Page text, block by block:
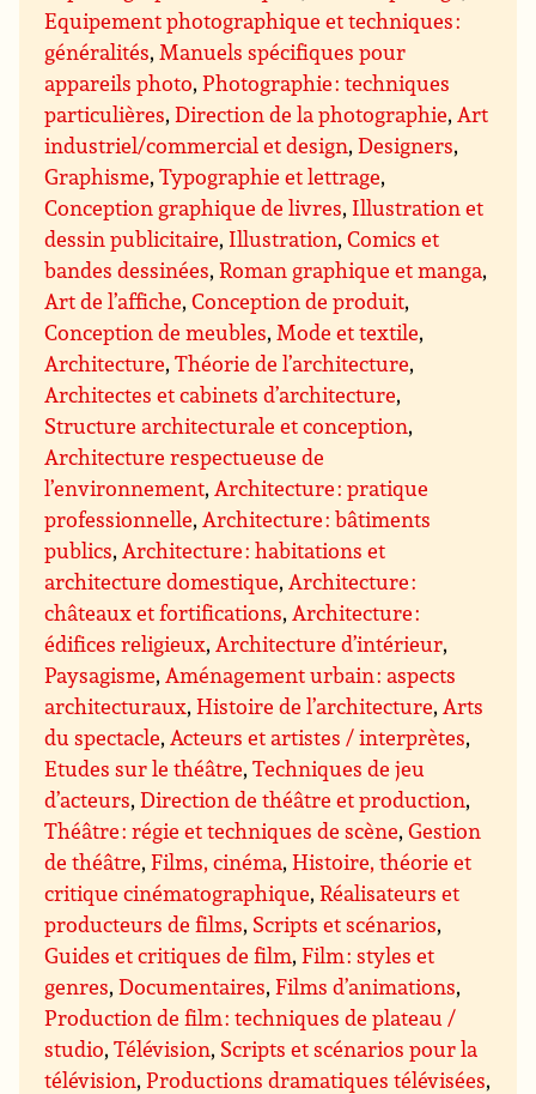
Equipement photographique et techniques :
généralités,Manuels spécifiques pour
appareils photo,Photographie : techniques
particulières,Direction de la photographie,Art
industriel/commercial et design,Designers,
Graphisme,Typographie et lettrage,
Conception graphique de livres, Illustration et
dessin publicitaire, Illustration,Comics et
bandes dessinées,Roman graphique et manga,
Art de l’affiche,Conception de produit,
Conception de meubles,Mode et textile,
Architecture,Théorie de l’architecture,
Architectes et cabinets d’architecture,
Structure architecturale et conception,
Architecture respectueuse de
l’environnement,Architecture : pratique
professionnelle,Architecture : bâtiments
publics,Architecture : habitations et
architecture domestique,Architecture :
châteaux et fortifications,Architecture :
édifices religieux,Architecture d’intérieur,
Paysagisme,Aménagement urbain : aspects
architecturaux,Histoire de l’architecture,Arts
du spectacle,Acteurs et artistes / interprètes,
Etudes sur le théâtre,Techniques de jeu
d’acteurs,Direction de théâtre et production,
Théâtre : régie et techniques de scène,Gestion
de théâtre,Films, cinéma,Histoire, théorie et
critique cinématographique,Réalisateurs et
producteurs de films, Scripts et scénarios,
Guides et critiques de film,Film : styles et
genres,Documentaires,Films d’animations,
Production de film : techniques de plateau /
studio,Télévision, Scripts et scénarios pour la
télévision,Productions dramatiques télévisées,